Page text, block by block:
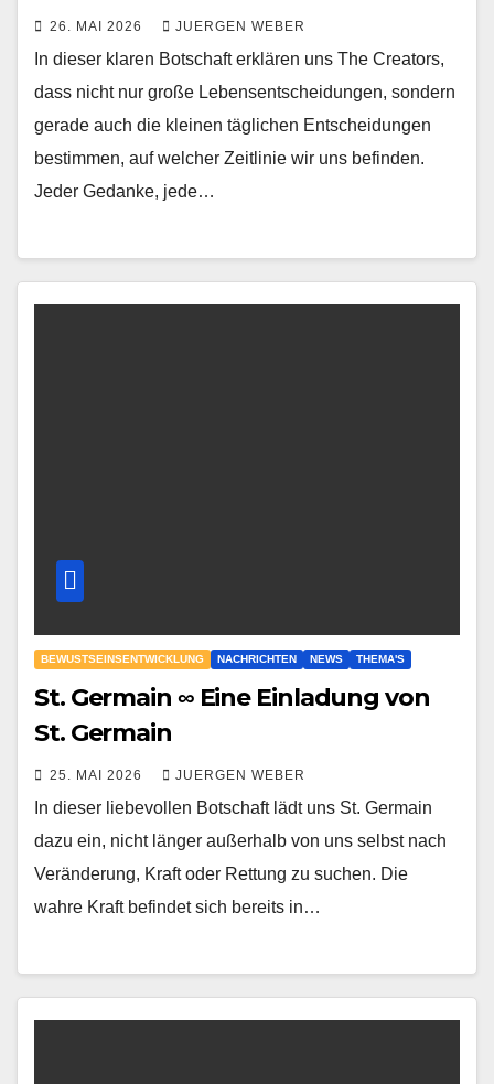
26. MAI 2026 JUERGEN WEBER
In dieser klaren Botschaft erklären uns The Creators,
dass nicht nur große Lebensentscheidungen, sondern
gerade auch die kleinen täglichen Entscheidungen
bestimmen, auf welcher Zeitlinie wir uns befinden.
Jeder Gedanke, jede…
BEWUSTSEINSENTWICKLUNG NACHRICHTEN NEWS THEMA'S
St. Germain ∞ Eine Einladung von
St. Germain
25. MAI 2026 JUERGEN WEBER
In dieser liebevollen Botschaft lädt uns St. Germain
dazu ein, nicht länger außerhalb von uns selbst nach
Veränderung, Kraft oder Rettung zu suchen. Die
wahre Kraft befindet sich bereits in…